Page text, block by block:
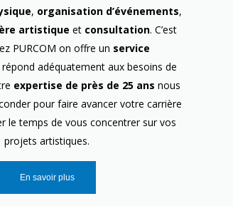
, organisation d’événements,
artistique et consultation. C’est
PURCOM on offre un service
répond adéquatement aux besoins de
expertise de près de 25 ans nous
pour faire avancer votre carrière
le temps de vous concentrer sur vos
projets artistiques.
En savoir plus